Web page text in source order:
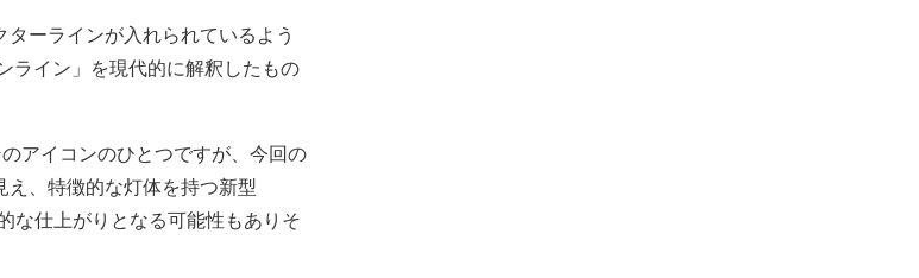
ーラインが入れられているよう
ライン」を現代的に解釈したもの
アイコンのひとつですが、今回の
、特徴的な灯体を持つ新型
な仕上がりとなる可能性もありそ